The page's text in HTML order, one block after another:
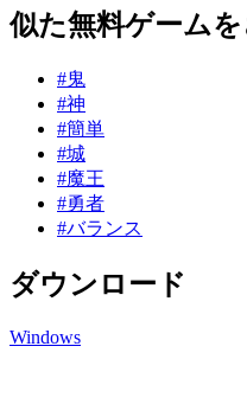
似た無料ゲームを
#鬼
#神
#簡単
#城
#魔王
#勇者
#バランス
ダウンロード
Windows